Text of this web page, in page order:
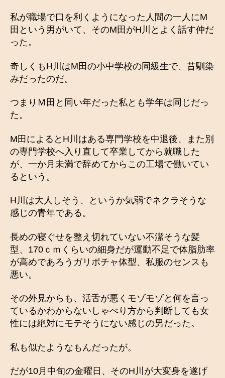
私が職場で口を利くようになった人間の一人にM
田という男がいて、そのM田がH川とよく話す仲だ
った。
奇しくもH川はM田の小中学校の同級生で、昔馴染
みだったのだ。
つまりＭ田と同い年だった私とも学年は同じだっ
た。
M田によるとH川はある専門学校を中退後、また別
の専門学校へ入り直して卒業してから就職した
が、一か月未満で辞めてからこの工場で働いてい
るという。
H川は大人しそう、というか気弱でネクラそうな
感じの青年である。
長めの寝ぐせを整え切れていない不潔そうな髪
型、170ｃｍくらいの細身だが運動不足で体脂肪率
が高めであろうガリポチャ体型、私服のセンスも
悪い。
その外見からも、活舌が悪くモゾモゾと何を言っ
ているかわからないしゃべり方から判断しても女
性には絶対にモテそうにない感じの男だった。
私も似たようなもんだったが。
だが10月中旬の金曜日、そのH川が大変身を遂げ